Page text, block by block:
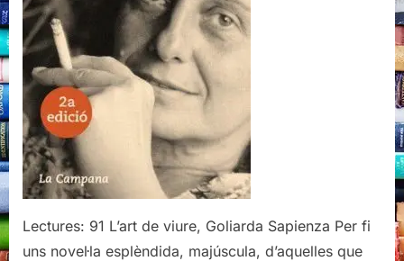
Lectures: 91 L’art de viure, Goliarda Sapienza Per fi
uns novel·la esplèndida, majúscula, d’aquelles que